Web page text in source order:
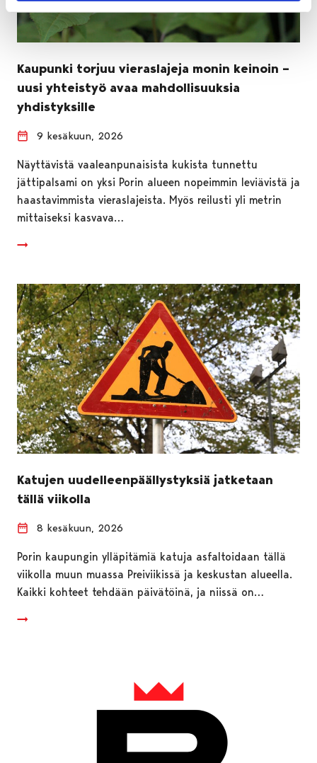
Kaupunki torjuu vieraslajeja monin keinoin –
uusi yhteistyö avaa mahdollisuuksia
yhdistyksille
9 kesäkuun, 2026
Näyttävistä vaaleanpunaisista kukista tunnettu
jättipalsami on yksi Porin alueen nopeimmin leviävistä ja
haastavimmista vieraslajeista. Myös reilusti yli metrin
mittaiseksi kasvava…
Katujen uudelleenpäällystyksiä jatketaan
tällä viikolla
8 kesäkuun, 2026
Porin kaupungin ylläpitämiä katuja asfaltoidaan tällä
viikolla muun muassa Preiviikissä ja keskustan alueella.
Kaikki kohteet tehdään päivätöinä, ja niissä on…